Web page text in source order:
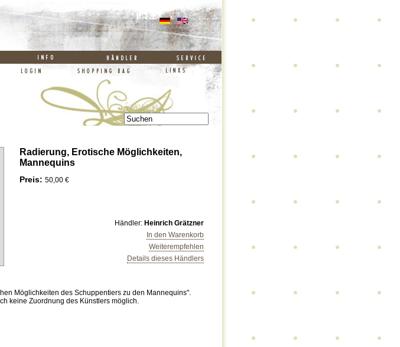
Radierung, Erotische Möglichkeiten,
Mannequins
Preis: 50,00 €
Weiterempfehlen
In den Warenkorb
Händler: Heinrich Grätzner
Details dieses Händlers
Möglichkeiten des Schuppentiers zu den Mannequins".
keine Zuordnung des Künstlers möglich.